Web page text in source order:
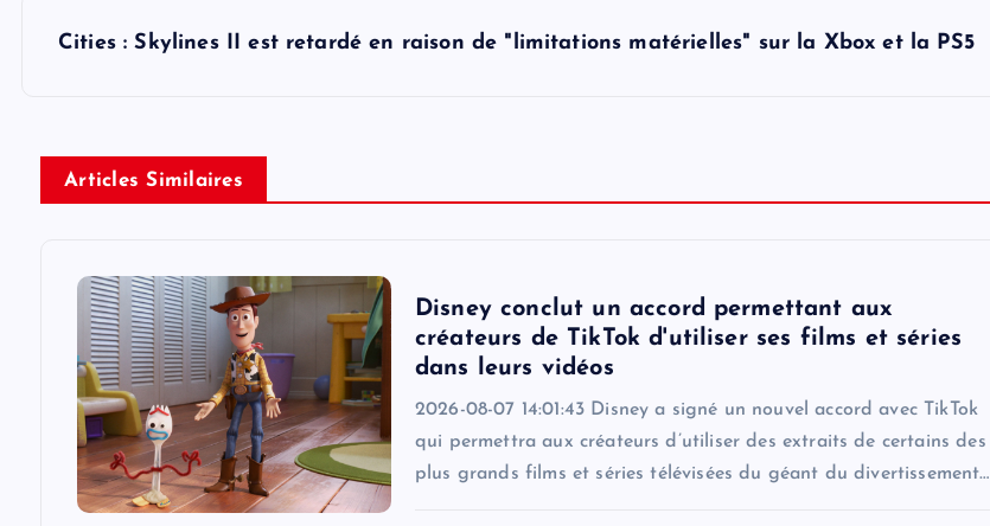
Cities : Skylines II est retardé en raison de "limitations matérielles" sur la Xbox et la PS5
Articles Similaires
Disney conclut un accord permettant aux
créateurs de TikTok d'utiliser ses films et séries
dans leurs vidéos
2026-08-07 14:01:43 Disney a signé un nouvel accord avec TikTok
qui permettra aux créateurs d’utiliser des extraits de certains des
plus grands films et séries télévisées du géant du divertissement…